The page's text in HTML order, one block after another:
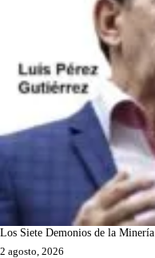
Los Siete Demonios de la Minería
2 agosto, 2026